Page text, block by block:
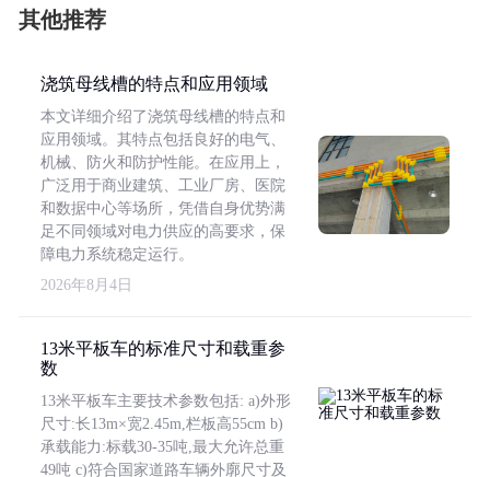
其他推荐
浇筑母线槽的特点和应用领域
本文详细介绍了浇筑母线槽的特点和
应用领域。其特点包括良好的电气、
机械、防火和防护性能。在应用上，
广泛用于商业建筑、工业厂房、医院
和数据中心等场所，凭借自身优势满
足不同领域对电力供应的高要求，保
障电力系统稳定运行。
2026年8月4日
13米平板车的标准尺寸和载重参
数
13米平板车主要技术参数包括: a)外形
尺寸:长13m×宽2.45m,栏板高55cm b)
承载能力:标载30-35吨,最大允许总重
49吨 c)符合国家道路车辆外廓尺寸及